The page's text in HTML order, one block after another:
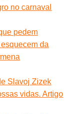
no carnaval
pedem
da
Slavoj Zizek
vidas. Artigo